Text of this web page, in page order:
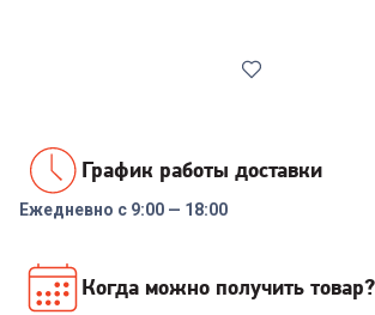
Портативная колонка JBL
Xtreme 4
Pocket
2xUSB-A/
График работы доставки
Ежедневно с 9:00 — 18:00
Когда можно получить товар?